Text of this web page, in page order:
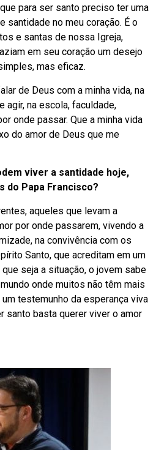
para ser santo preciso ter uma
santidade no meu coração. É o
e santas de nossa Igreja,
em seu coração um desejo
mas eficaz.
de Deus com a minha vida, na
agir, na escola, faculdade,
onde passar. Que a minha vida
do amor de Deus que me
viver a santidade hoje,
do Papa Francisco?
aqueles que levam a
por onde passarem, vivendo a
na convivência com os
Santo, que acreditam em um
seja a situação, o jovem sabe
onde muitos não têm mais
testemunho da esperança viva
santo basta querer viver o amor